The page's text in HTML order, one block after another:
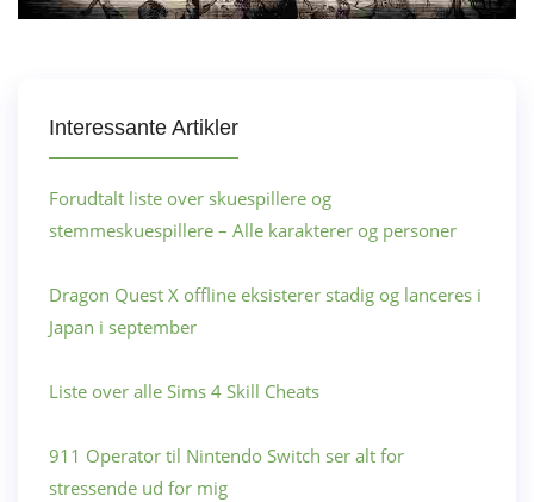
Interessante Artikler
Forudtalt liste over skuespillere og
stemmeskuespillere – Alle karakterer og personer
Dragon Quest X offline eksisterer stadig og lanceres i
Japan i september
Liste over alle Sims 4 Skill Cheats
911 Operator til Nintendo Switch ser alt for
stressende ud for mig